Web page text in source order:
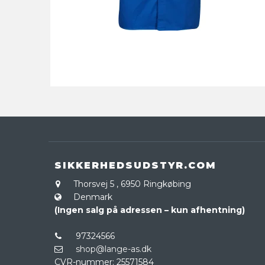
SIKKERHEDSUDSTYR.COM
Thorsvej 5 , 6950 Ringkøbing
Denmark
(Ingen salg på adressen – kun afhentning)
97324566
shop@lange-as.dk
CVR-nummer: 25571584